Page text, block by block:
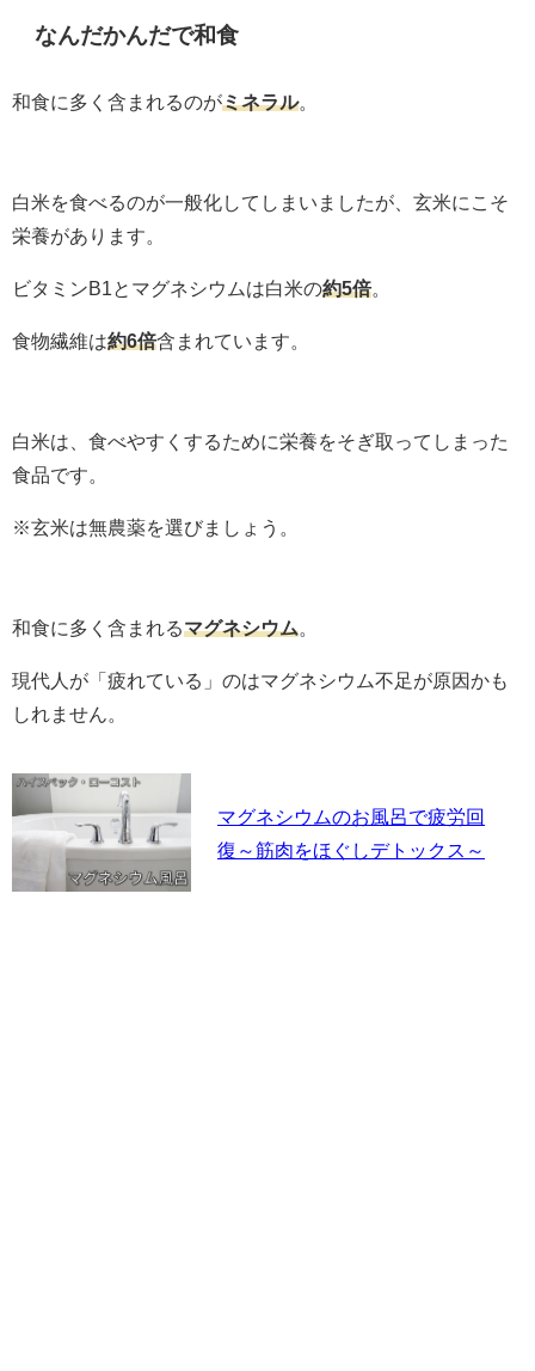
なんだかんだで和食
和食に多く含まれるのがミネラル。
白米を食べるのが一般化してしまいましたが、玄米にこそ
栄養があります。
ビタミンB1とマグネシウムは白米の約5倍。
食物繊維は約6倍含まれています。
白米は、食べやすくするために栄養をそぎ取ってしまった
食品です。
※玄米は無農薬を選びましょう。
和食に多く含まれるマグネシウム
現代人が「疲れている」のはマグネシウム不足が原因かも
しれません。
マグネシウムのお風呂で疲労回
復～筋肉をほぐしデトックス～